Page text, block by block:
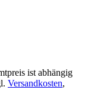
ist abhängig
Versandkosten,